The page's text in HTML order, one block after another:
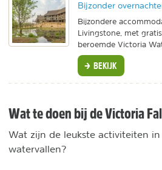
Bijzonder
Bijzondere
Livingstone, met
beroemde Victoria
BEKIJK
Wat te doen bij de Victoria
Wat zijn de leukste activiteiten
watervallen?